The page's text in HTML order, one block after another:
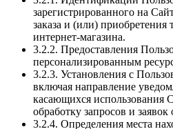
зарегистрированного на
заказа и (или) приобретения
интернет-магазина.
3.2.2. Предоставления
персонализированным
3.2.3. Установления с
включая направление
касающихся использования
обработку запросов и заявок
3.2.4. Определения места